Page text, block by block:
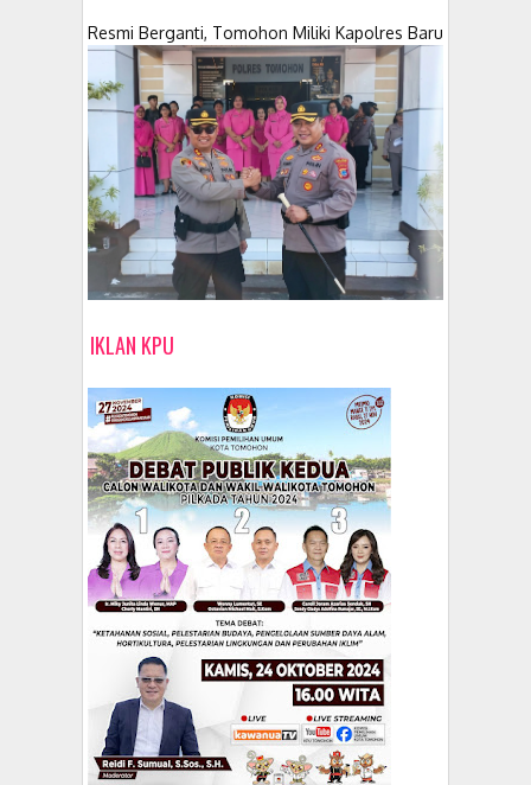
Resmi Berganti, Tomohon Miliki Kapolres Baru
IKLAN KPU